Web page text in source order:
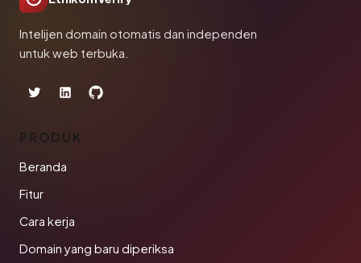
Intelijen domain otomatis dan independen
untuk web terbuka.
PRODUK
Beranda
Fitur
Cara kerja
Domain yang baru diperiksa